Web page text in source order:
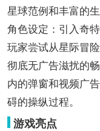
星球范例和丰富的
角色设定：引入奇
玩家尝试从星际冒
彻底无广告滋扰的
内的弹窗和视频广
碍的操纵过程。
游戏亮点